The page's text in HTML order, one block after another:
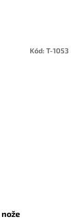
Kód: T-1053